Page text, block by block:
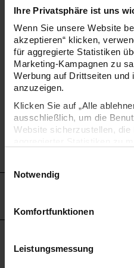
Ihre Privatsphäre ist uns
Wenn Sie unsere Website
akzeptieren“ klicken,
für aggregierte Statistiken
Marketing-Kampagnen zu
Werbung auf Drittseiten und
anzuzeigen.
Klicken Sie auf „Alle
ausschließlich, um die
Website sicherzustellen, die
Ihre Einwilligung ist
Link „Cookie-
verwendeten Technologien
Daten finden Sie in unserer
Notwendig
Komfortfunktionen
Leistungsmessung
das gewünschte
Designerstück!
Bügelbogen zum Erstellen
einfach Aufmalen,
mit detaillierter Anleitung
Farbe: silber Glitter
•Inhalt:1 Bogen in 15x18,5